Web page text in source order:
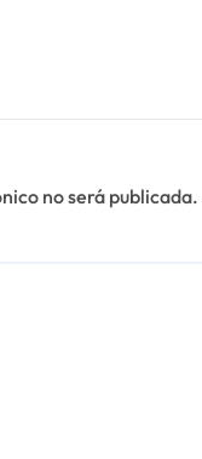
no será publicada.